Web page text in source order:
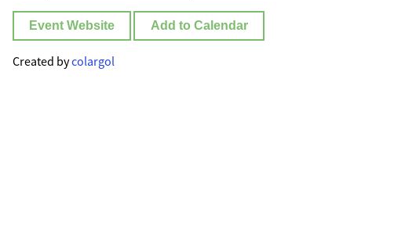
Event Website Add to Calendar
Created bycolargol